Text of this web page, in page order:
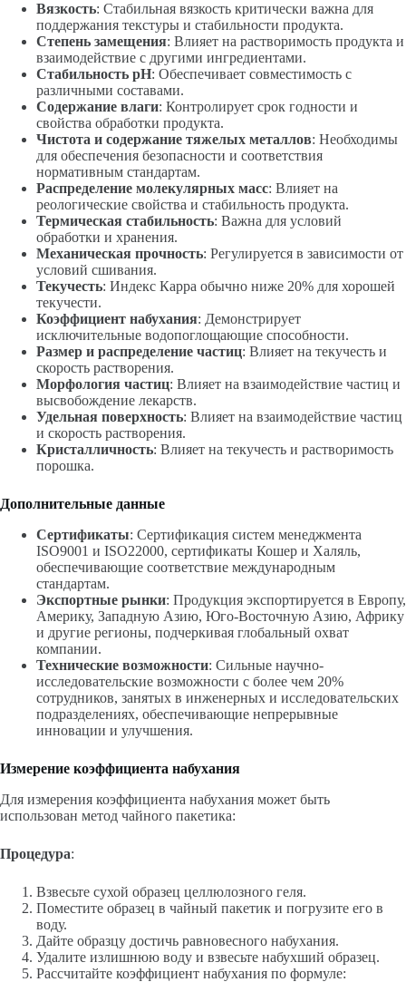
Вязкость: Стабильная вязкость критически важна для
поддержания текстуры и стабильности продукта.
Степень замещения: Влияет на растворимость продукта и
взаимодействие с другими ингредиентами.
Стабильность pH: Обеспечивает совместимость с
различными составами.
Содержание влаги: Контролирует срок годности и
свойства обработки продукта.
Чистота и содержание тяжелых металлов: Необходимы
для обеспечения безопасности и соответствия
нормативным стандартам.
Распределение молекулярных масс: Влияет на
реологические свойства и стабильность продукта.
Термическая стабильность: Важна для условий
обработки и хранения.
Механическая прочность: Регулируется в зависимости от
условий сшивания.
Текучесть: Индекс Карра обычно ниже 20% для хорошей
текучести.
Коэффициент набухания: Демонстрирует
исключительные водопоглощающие способности.
Размер и распределение частиц: Влияет на текучесть и
скорость растворения.
Морфология частиц: Влияет на взаимодействие частиц и
высвобождение лекарств.
Удельная поверхность: Влияет на взаимодействие частиц
и скорость растворения.
Кристалличность: Влияет на текучесть и растворимость
порошка.
Дополнительные данные
Сертификаты: Сертификация систем менеджмента
ISO9001 и ISO22000, сертификаты Кошер и Халяль,
обеспечивающие соответствие международным
стандартам.
Экспортные рынки: Продукция экспортируется в Европу,
Америку, Западную Азию, Юго-Восточную Азию, Африку
и другие регионы, подчеркивая глобальный охват
компании.
Технические возможности: Сильные научно-
исследовательские возможности с более чем 20%
сотрудников, занятых в инженерных и исследовательских
подразделениях, обеспечивающие непрерывные
инновации и улучшения.
Измерение коэффициента набухания
Для измерения коэффициента набухания может быть
использован метод чайного пакетика:
Процедура:
Взвесьте сухой образец целлюлозного геля.
Поместите образец в чайный пакетик и погрузите его в
воду.
Дайте образцу достичь равновесного набухания.
Удалите излишнюю воду и взвесьте набухший образец.
Рассчитайте коэффициент набухания по формуле: